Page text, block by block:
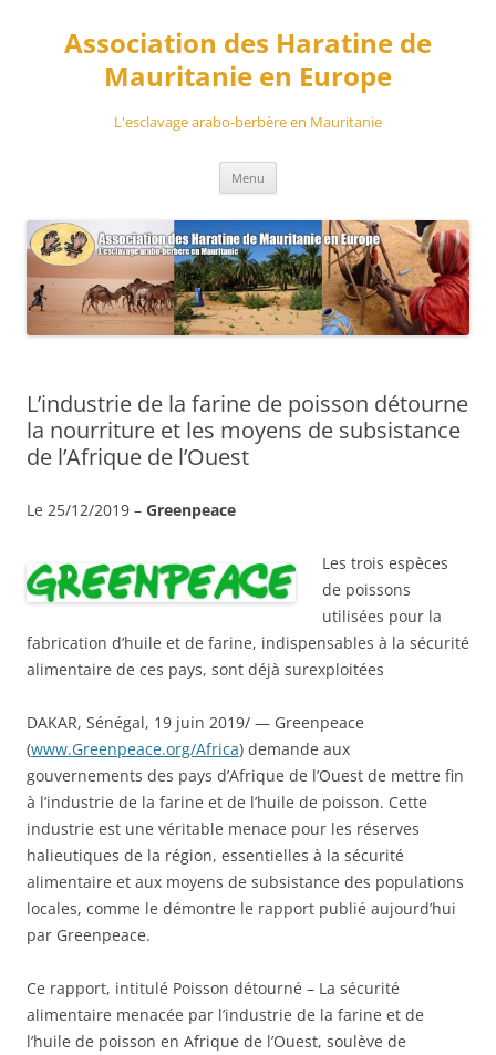
contenuAssociation des Haratine de
Mauritanie en Europe
L'esclavage arabo-berbère en Mauritanie
Menu
L’industrie de la farine de poisson détourne
la nourriture et les moyens de subsistance
de l’Afrique de l’Ouest
Le 25/12/2019 – Greenpeace
Les trois espèces
de poissons
utilisées pour la
fabrication d’huile et de farine, indispensables à la sécurité
alimentaire de ces pays, sont déjà surexploitées
DAKAR, Sénégal, 19 juin 2019/ — Greenpeace
(www.Greenpeace.org/Africa) demande aux
gouvernements des pays d’Afrique de l’Ouest de mettre fin
à l’industrie de la farine et de l’huile de poisson. Cette
industrie est une véritable menace pour les réserves
halieutiques de la région, essentielles à la sécurité
alimentaire et aux moyens de subsistance des populations
locales, comme le démontre le rapport publié aujourd’hui
par Greenpeace.
Ce rapport, intitulé Poisson détourné – La sécurité
alimentaire menacée par l’industrie de la farine et de
l’huile de poisson en Afrique de l’Ouest, soulève de